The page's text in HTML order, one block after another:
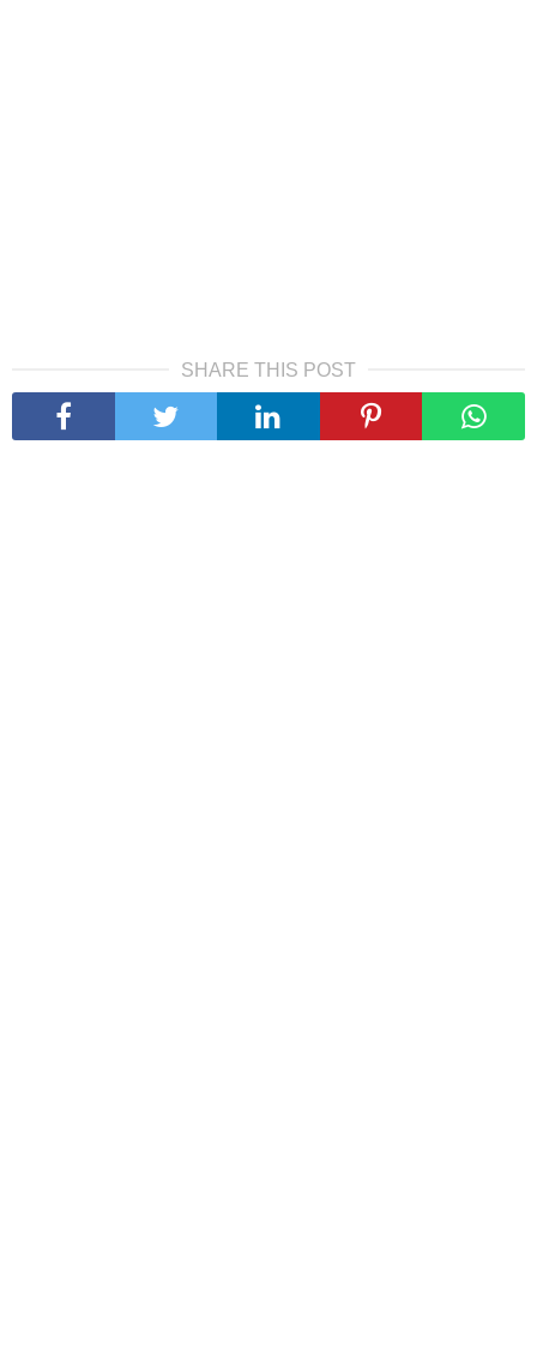
SHARE THIS POST